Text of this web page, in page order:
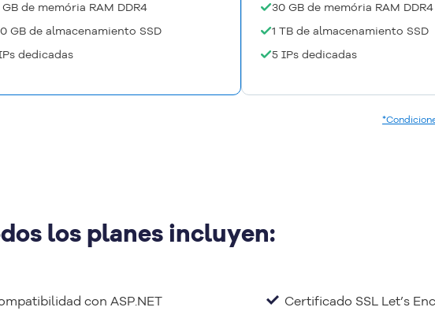
GB de memória RAM DDR4
GB de almacenamiento SSD
dedicadas
30 GB de memória RAM DDR4
1 TB de almacenamiento SSD
5 IPs dedicadas
los planes incluyen:
con ASP.NET Certificado SSL Let’s